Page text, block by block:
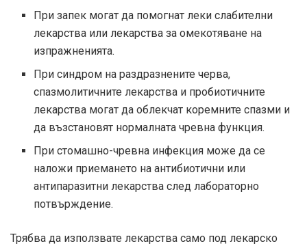
При запек могат да помогнат леки слабителни
лекарства или лекарства за омекотяване на
изпражненията.
При синдром на раздразнените черва,
спазмолитичните лекарства и пробиотичните
лекарства могат да облекчат коремните спазми и
да възстановят нормалната чревна функция.
При стомашно-чревна инфекция може да се
наложи приемането на антибиотични или
антипаразитни лекарства след лабораторно
потвърждение.
Трябва да използвате лекарства само под лекарско